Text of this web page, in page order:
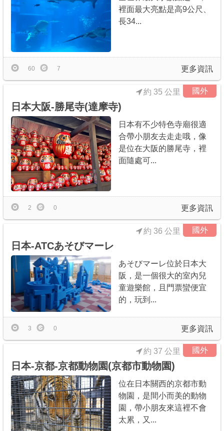
裡面最大亮點是高9公尺、
長34...
更多資訊
60 7
國外
日本大阪-勝尾寺(達摩寺)
約 35 公里
日本有不少特色寺廟很適
合帶小朋友去走走哦，像
是位在大阪的勝尾寺，裡
面隨處可...
更多資訊
2 0
國外
日本-ATCあそびマーレ
約 36 公里
あそびマーレ位於日本大
阪，是一個很大的室內兒
童遊樂館，且門票蠻便宜
的，玩到...
更多資訊
3 0
國外
日本-京都-京都動物園(京都市動物園)
約 37 公里
位在日本關西的京都市動
物園，是間小而美的動物
園，帶小朋友來這裡不會
太累，又...